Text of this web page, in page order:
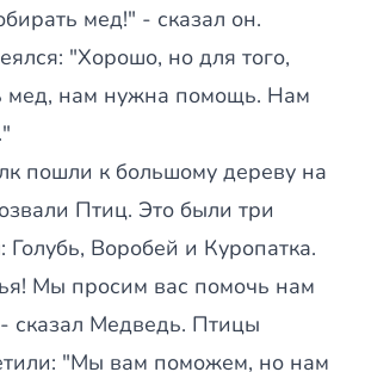
мед!" - сказал он.
"Хорошо, но для того,
мед, нам нужна помощь. Нам
пошли к большому дереву на
Птиц. Это были три
Воробей и Куропатка.
Мы просим вас помочь нам
сказал Медведь. Птицы
"Мы вам поможем, но нам